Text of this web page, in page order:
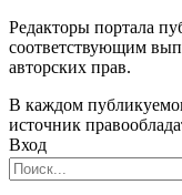
Редакторы портала
соответствующим
авторских прав.
В каждом
источник
Вход